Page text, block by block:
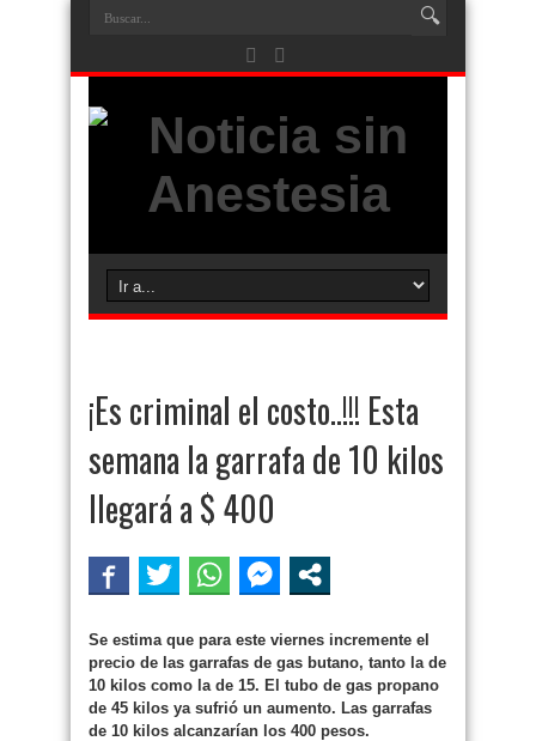
¡Es criminal el costo..!!! Esta
semana la garrafa de 10 kilos
llegará a $ 400
Se estima que para este viernes incremente el
precio de las garrafas de gas butano, tanto la de
10 kilos como la de 15. El tubo de gas propano
de 45 kilos ya sufrió un aumento. Las garrafas
de 10 kilos alcanzarían los 400 pesos.